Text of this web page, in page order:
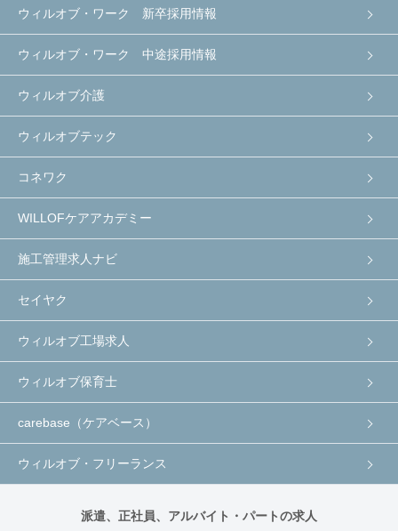
ウィルオブ・ワーク 新卒採用情報
ウィルオブ・ワーク 中途採用情報
ウィルオブ介護
ウィルオブテック
コネワク
WILLOFケアアカデミー
施工管理求人ナビ
セイヤク
ウィルオブ工場求人
ウィルオブ保育士
carebase（ケアベース）
ウィルオブ・フリーランス
派遣、正社員、アルバイト・パートの求人